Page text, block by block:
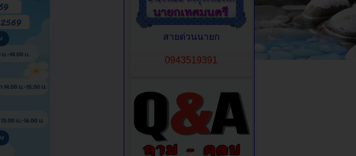
สายด่วนนายก
0943519391